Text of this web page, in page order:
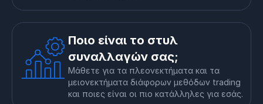
Ποιο είναι το στυλ
συναλλαγών σας;
Μάθετε για τα πλεονεκτήματα και τα
μειονεκτήματα διάφορων μεθόδων trading
και ποιες είναι οι πιο κατάλληλες για εσάς.